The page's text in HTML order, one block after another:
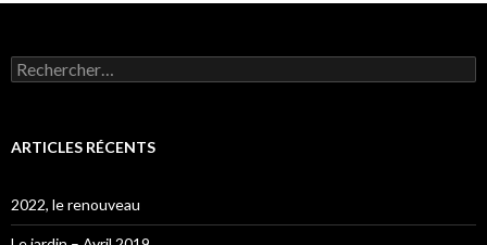
Rechercher :
ARTICLES RÉCENTS
2022, le renouveau